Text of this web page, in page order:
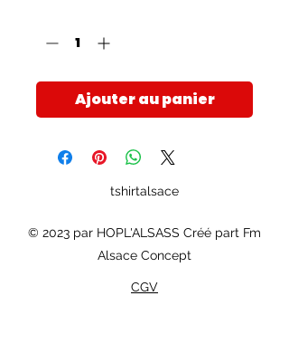
Ajouter au panier
tshirtalsace
© 2023 par HOPL'ALSASS Créé part Fm
Alsace Concept
CGV